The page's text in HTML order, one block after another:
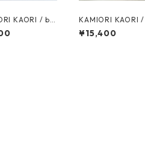
KAORI / bo
pierces / Rho
KAMIORI KAORI / AP
RON / white
¥15,400